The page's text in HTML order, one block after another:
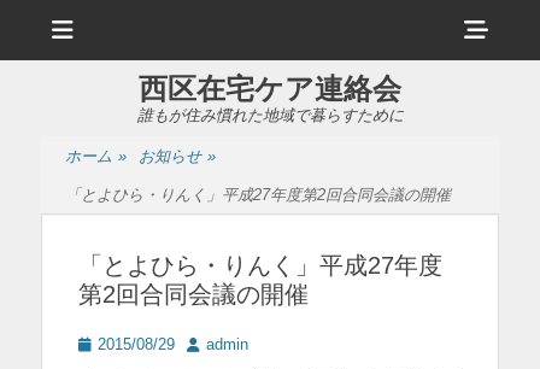
ュ
ヘ
ッ
イ
西区在宅ケア連絡会
誰もが住み慣れた地域で暮らすために
ホーム » お知らせ »
「とよひら・りんく」平成27年度第2回合同会議の開催
「とよひら・りんく」平成27年度
第2回合同会議の開催
投 2015/08/29
投 admin